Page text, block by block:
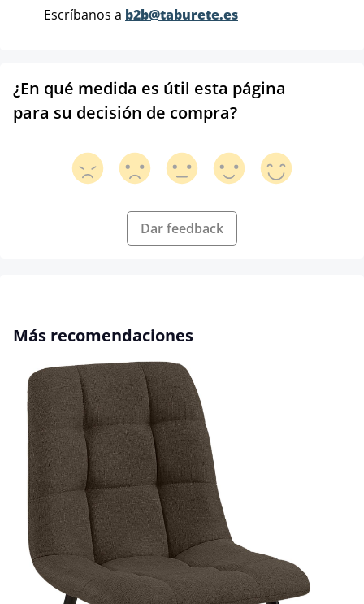
Escríbanos a b2b@taburete.es
¿En qué medida es útil esta página
para su decisión de compra?
Dar feedback
Omitir la galería de productos
Más recomendaciones